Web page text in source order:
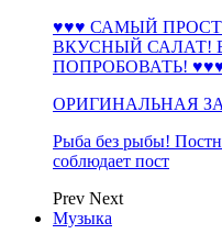
♥♥♥ САМЫЙ
ВКУСНЫЙ САЛАТ!
ПОПРОБОВАТЬ!
ОРИГИНАЛЬНАЯ
Рыба без рыбы!
соблюдает пост
Prev Next
Музыка